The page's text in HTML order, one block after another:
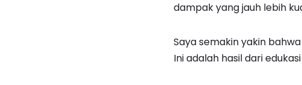
dampak yang jauh lebih
Saya semakin yakin
Ini adalah hasil dari